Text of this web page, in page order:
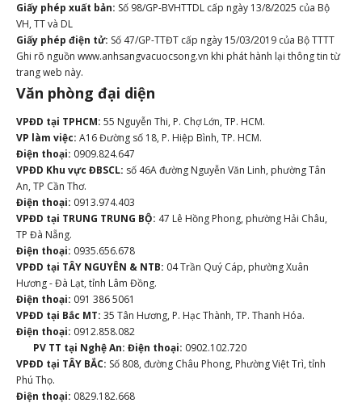
Giấy phép xuất bản: Số 98/GP-BVHTTDL cấp ngày 13/8/2025 của Bộ
VH, TT và DL
Giấy phép điện tử: Số 47/GP-TTĐT cấp ngày 15/03/2019 của Bộ TTTT
Ghi rõ nguồn www.anhsangvacuocsong.vn khi phát hành lại thông tin từ
trang web này.
Văn phòng đại diện
VPĐD tại TPHCM: 55 Nguyễn Thi, P. Chợ Lớn, TP. HCM.
VP làm việc: A16 Đường số 18, P. Hiệp Bình, TP. HCM.
Điện thoại: 0909.824.647
VPĐD Khu vực ĐBSCL: số 46A đường Nguyễn Văn Linh, phường Tân
An, TP Cần Thơ.
Điện thoại: 0913.974.403
VPĐD tại TRUNG TRUNG BỘ: 47 Lê Hồng Phong, phường Hải Châu,
TP Đà Nẵng.
Điện thoại: 0935.656.678
VPĐD tại TÂY NGUYÊN & NTB: 04 Trần Quý Cáp, phường Xuân
Hương - Đà Lạt, tỉnh Lâm Đồng.
Điện thoại: 091 386 5061
VPĐD tại Bắc MT: 35 Tân Hương, P. Hạc Thành, TP. Thanh Hóa.
Điện thoại: 0912.858.082
PV TT tại Nghệ An: Điện thoại: 0902.102.720
VPĐD tại TÂY BẮC: Số 808, đường Châu Phong, Phường Việt Trì, tỉnh
Phú Thọ.
Điện thoại: 0829.182.668